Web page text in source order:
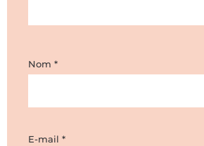
Nom *
E-mail *